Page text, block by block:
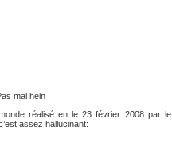
mal hein !
réalisé en le 23 février 2008 par le
assez hallucinant: